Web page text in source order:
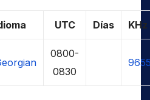
UTC Días KHz
0800-
0830